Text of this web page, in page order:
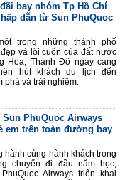
bay nhóm Tp Hồ Chí
dẫn từ Sun PhuQuoc
trong những thành phố
và lôi cuốn của đất nước
Hoa, Thành Đô ngày càng
hút khách du lịch đến
phá và trải nghiệm.
PhuQuoc Airways
em trên toàn đường bay
hành cùng hành khách trong
chuyến đi đầu năm học,
Airways triển khai